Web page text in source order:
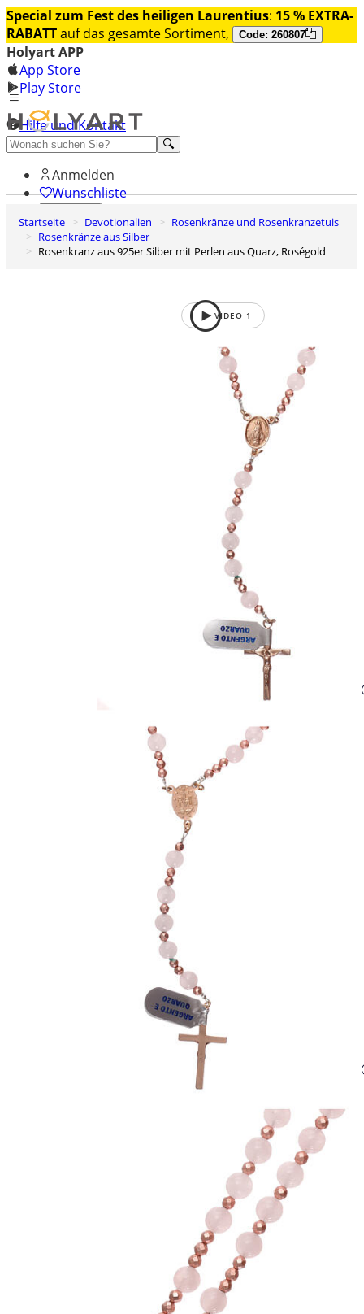
Special zum Fest des heiligen Laurentius: 15 % EXTRA-
RABATTauf das gesamte Sortiment, Code: 260807
Holyart APP
App Store
Play Store
Hilfe und Kontakt
Entdecken Sie Premium
Anmelden
Wunschliste
0
Warenkorb
Startseite Devotionalien
Rosenkränze und Rosenkranzetuis
Rosenkränze aus Silber
Rosenkranz aus 925er Silber mit Perlen aus Quarz, Roségold
VIDEO 1